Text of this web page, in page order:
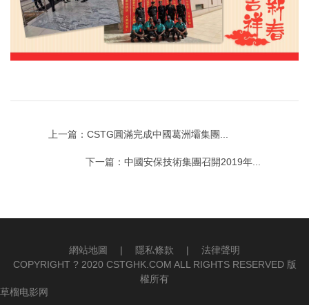
上一篇：CSTG圓滿完成中國葛洲壩集團...
下一篇：中國安保技術集團召開2019年...
網站地圖 | 隱私條款 |
法律聲明
COPYRIGHT ? 2020 CSTGHK.COM ALL RIGHTS RESERVED 版
權所有
草榴电影网